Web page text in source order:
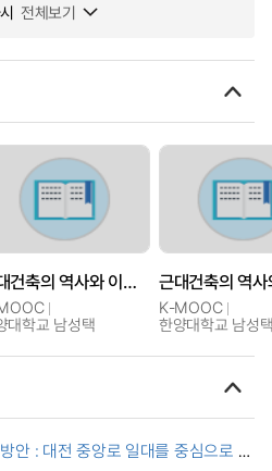
전체보기
근대건축의 역사와 이론: 구성, 구축, 공간 예술의 건축
대학교 남성택
K-MOOC
한양대학교 남성
안 : 대전 중앙로 일대를 중심으로